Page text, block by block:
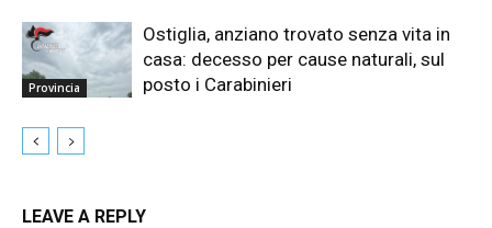
Provincia
Ostiglia, anziano trovato senza vita in
casa: decesso per cause naturali, sul
posto i Carabinieri
LEAVE A REPLY